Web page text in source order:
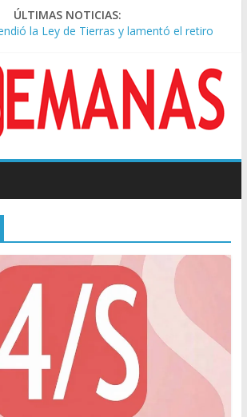
ÚLTIMAS NOTICIAS:
la Ley de Tierras y lamentó el retiro
postura: rechaza cambios en Manejo del
Ley de Tierras
y fuertes ráfagas de viento: alerta del
en la CABA aumentaron
Congreso: tres detenidos durante la
de Propiedad Privada